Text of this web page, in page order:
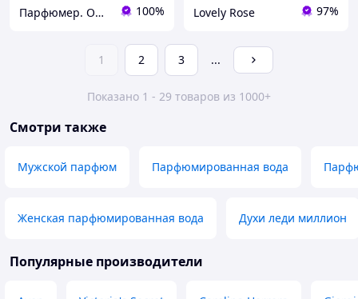
Парфюмер. Оригинальная парфюмерия и косметика в Харькове, Украине 100% Lovely Rose 97%
1 2 3 ...
Показано 1 - 29 товаров из 1000+
Смотри также
Мужской парфюм Парфюмированная вода
Женская парфюмированная вода Духи леди миллион
Популярные производители